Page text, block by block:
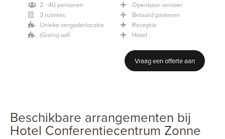
tuin en hotelkamers. De vergaderzalen hebben veel
daglicht, voorzien van een beamer en flip-overs en zijn
geschikt voor meerdaagse trainingen waarbij rust en
2 - 40 personen
3 ruimtes
Unieke vergaderlocatie
(Gratis) wifi
Openbaar vervoer
Betaald parkeren
Receptie
Hotel
Vraag een offerte aan
Beschikbare arrangementen bij
Hotel Conferentiecentrum Zonne